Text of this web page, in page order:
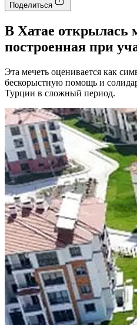
Поделиться
В Хатае открылась
построенная при
Эта мечеть оценивается как
бескорыстную помощь и
Турции в сложный период.